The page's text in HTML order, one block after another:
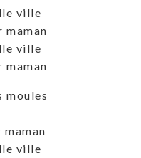
ville
maman
ville
maman
moules
maman
ville